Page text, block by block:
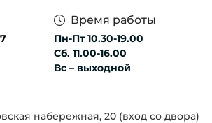
Время работы
Пн-Пт 10.30-19.00
Сб. 11.00-16.00
Вс – выходной
набережная, 20 (вход со двора)